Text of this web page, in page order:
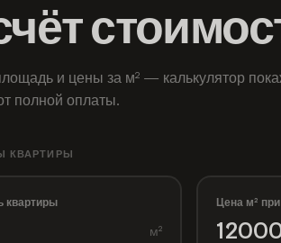
и цены за м² — калькулятор
полной оплаты.
КВАРТИРЫ
квартиры
м²
Цена м²